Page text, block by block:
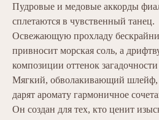
Пудровые и медовые аккорды
сплетаются в чувственный танец.
Освежающую прохладу
привносит морская соль, а
композиции оттенок
Мягкий, обволакивающий шлейф,
дарят аромату гармоничное
Он создан для тех, кто ценит